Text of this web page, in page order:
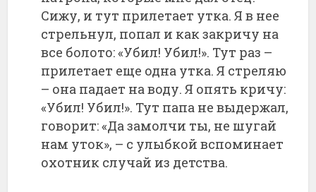
Сижу, и тут прилетает утка. Я в нее
стрельнул, попал и как закричу на
все болото: «Убил! Убил!». Тут раз –
прилетает еще одна утка. Я стреляю
– она падает на воду. Я опять кричу:
«Убил! Убил!». Тут папа не выдержал,
говорит: «Да замолчи ты, не шугай
нам уток», – с улыбкой вспоминает
охотник случай из детства.